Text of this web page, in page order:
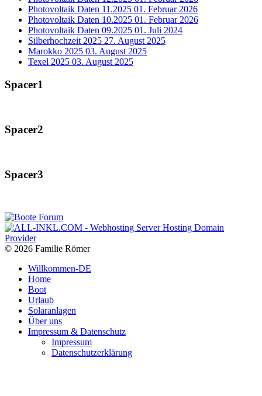
Photovoltaik Daten 11.2025 01. Februar 2026
Photovoltaik Daten 10.2025 01. Februar 2026
Photovoltaik Daten 09.2025 01. Juli 2024
Silberhochzeit 2025 27. August 2025
Marokko 2025 03. August 2025
Texel 2025 03. August 2025
Spacer1
Spacer2
Spacer3
© 2026 Familie Römer
Willkommen-DE
Home
Boot
Urlaub
Solaranlagen
Über uns
Impressum & Datenschutz
Impressum
Datenschutzerklärung